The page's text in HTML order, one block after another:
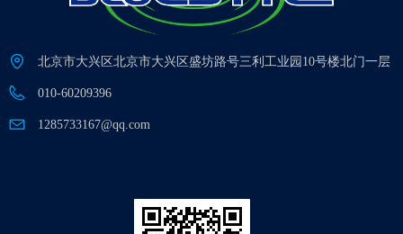
北京市大兴区北京市大兴区盛坊路号三利工业园10号楼北门一层
010-60209396
1285733167@qq.com